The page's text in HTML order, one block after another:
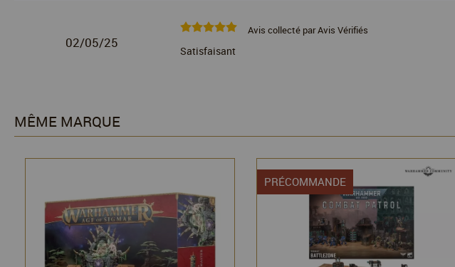
02/05/25
Avis collecté par Avis Vérifiés
Satisfaisant
MÊME MARQUE
PRÉCOMMANDE